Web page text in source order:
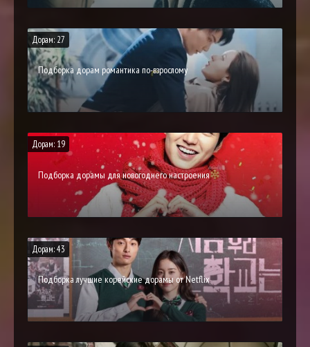
Дорам: 27
Подборка дорам романтика по-взрослому
Дорам: 19
Подборка дорамы для новогоднего настроения
Дорам: 43
Подборка лучшие корейские дорамы от Netflix